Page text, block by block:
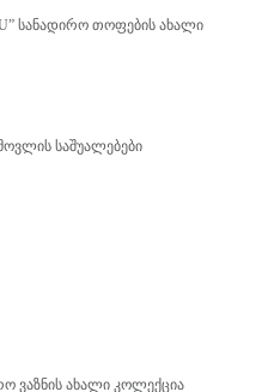
სანადირო თოფების ახალი
საშუალებები
ვაზნის ახალი კოლექცია